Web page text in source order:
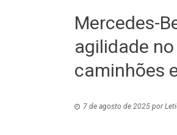
Mercedes-
agilidade
caminhões
7 de agosto de 2025 por